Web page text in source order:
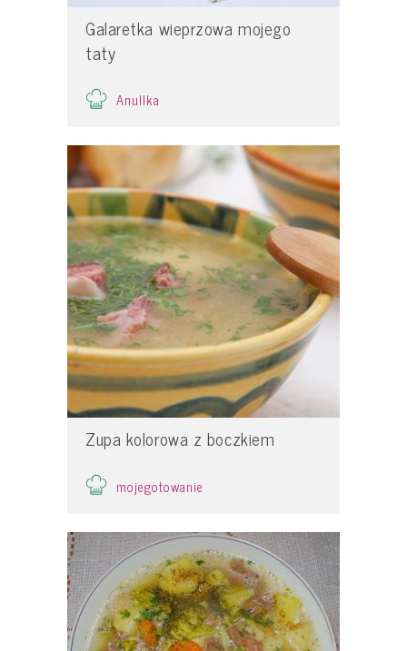
Galaretka wieprzowa mojego
taty
Anullka
Zupa kolorowa z boczkiem
mojegotowanie